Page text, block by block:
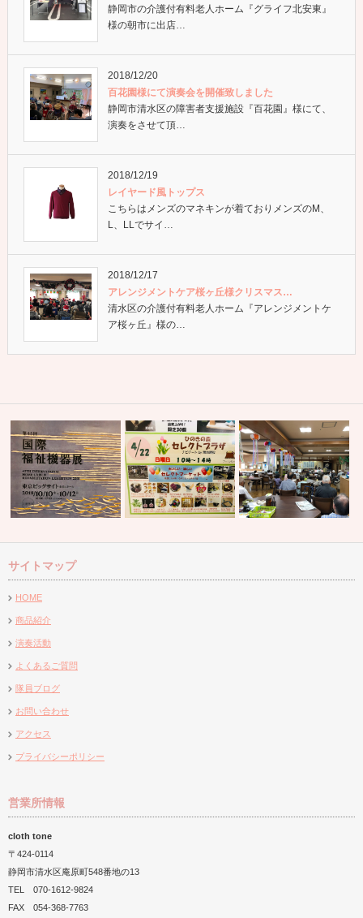
静岡市の介護付有料老人ホーム『グライフ北安東』
様の朝市に出店…
2018/12/20
百花園様にて演奏会を開催致しました
静岡市清水区の障害者支援施設『百花園』様にて、
演奏をさせて頂…
2018/12/19
レイヤード風トップス
こちらはメンズのマネキンが着ておりメンズのM、
L、LLでサイ…
2018/12/17
アレンジメントケア桜ヶ丘様クリスマス…
清水区の介護付有料老人ホーム『アレンジメントケ
ア桜ヶ丘』様の…
会を開
H.C.R.2018
『愛華の郷』様にて演奏
サイトマップ
HOME
商品紹介
演奏活動
よくあるご質問
隊員ブログ
お問い合わせ
アクセス
プライバシーポリシー
営業所情報
cloth tone
〒424-0114
静岡市清水区庵原町548番地の13
TEL 070-1612-9824
FAX 054-368-7763